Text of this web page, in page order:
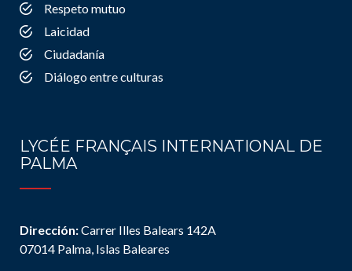
Respeto mutuo
Laicidad
Ciudadanía
Diálogo entre culturas
LYCÉE FRANÇAIS INTERNATIONAL DE
PALMA
Dirección:Carrer Illes Balears 142A
07014 Palma, Islas Baleares